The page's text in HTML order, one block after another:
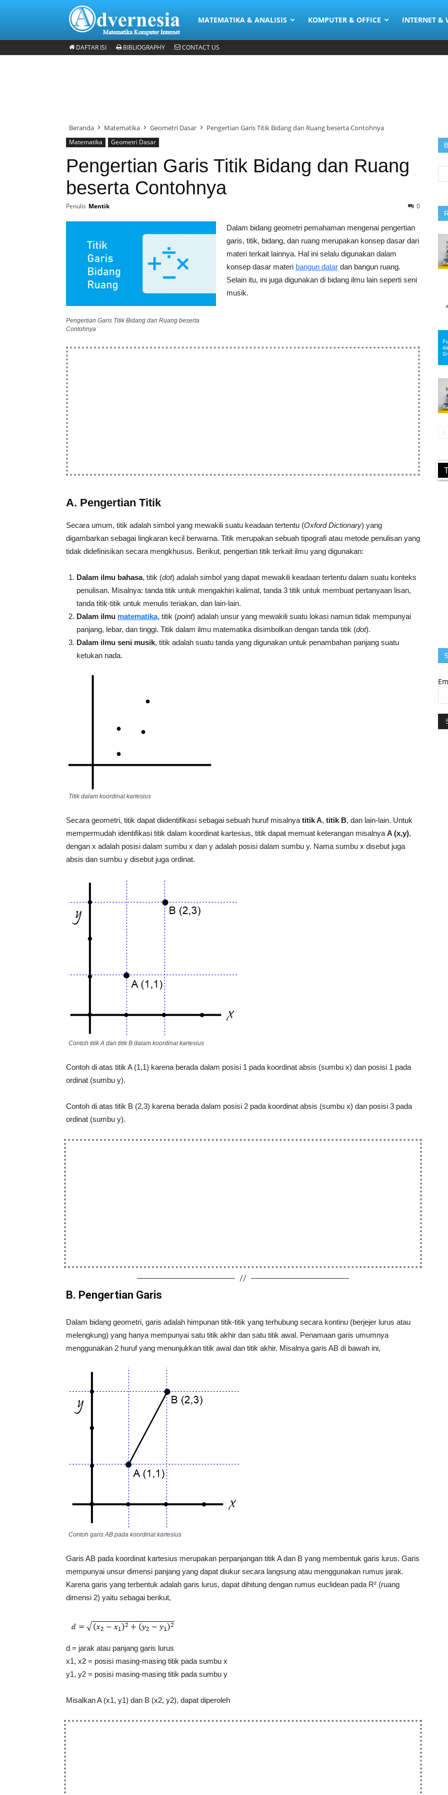
Advernesia
MATEMATIKA & ANALISIS KOMPUTER & OFFICE INTERNET &
DAFTAR ISI BIBLIOGRAPHY CONTACT US
Beranda Matematika Geometri Dasar Pengertian Garis Titik Bidang dan Ruang beserta Contohnya
Matematika Geometri Dasar
Pengertian Garis Titik Bidang dan Ruang
beserta Contohnya
Penulis Mentik 0
Pengertian Garis Titik Bidang dan Ruang beserta
Contohnya
Dalam bidang geometri pemahaman mengenai pengertian
garis, titik, bidang, dan ruang merupakan konsep dasar dari
materi terkait lainnya. Hal ini selalu digunakan dalam
konsep dasar materi bangun datar dan bangun ruang.
Selain itu, ini juga digunakan di bidang ilmu lain seperti seni
musik.
A. Pengertian Titik
Secara umum, titik adalah simbol yang mewakili suatu keadaan tertentu (Oxford Dictionary) yang
digambarkan sebagai lingkaran kecil berwarna. Titik merupakan sebuah tipografi atau metode penulisan yang
tidak didefinisikan secara mengkhusus. Berikut, pengertian titik terkait ilmu yang digunakan:
Dalam ilmu bahasa, titik (dot) adalah simbol yang dapat mewakili keadaan tertentu dalam suatu konteks
penulisan. Misalnya: tanda titik untuk mengakhiri kalimat, tanda 3 titik untuk membuat pertanyaan lisan,
tanda titik-titik untuk menulis teriakan, dan lain-lain.
Dalam ilmu matematika, titik (point) adalah unsur yang mewakili suatu lokasi namun tidak mempunyai
panjang, lebar, dan tinggi. Titik dalam ilmu matematika disimbolkan dengan tanda titik (dot).
Dalam ilmu seni musik, titik adalah suatu tanda yang digunakan untuk penambahan panjang suatu
ketukan nada.
Titik dalam koordinat kartesius
Secara geometri, titik dapat diidentifikasi sebagai sebuah huruf misalnya titik A, titik B, dan lain-lain. Untuk
mempermudah identifikasi titik dalam koordinat kartesius, titik dapat memuat keterangan misalnya A (x,y),
dengan x adalah posisi dalam sumbu x dan y adalah posisi dalam sumbu y. Nama sumbu x disebut juga
absis dan sumbu y disebut juga ordinat.
Contoh titik A dan titik B dalam koordinat kartesius
Contoh di atas titik A (1,1) karena berada dalam posisi 1 pada koordinat absis (sumbu x) dan posisi 1 pada
ordinat (sumbu y).
Contoh di atas titik B (2,3) karena berada dalam posisi 2 pada koordinat absis (sumbu x) dan posisi 3 pada
ordinat (sumbu y).
B. Pengertian Garis
Dalam bidang geometri, garis adalah himpunan titik-titik yang terhubung secara kontinu (berjejer lurus atau
melengkung) yang hanya mempunyai satu titik akhir dan satu titik awal. Penamaan garis umumnya
menggunakan 2 huruf yang menunjukkan titik awal dan titik akhir. Misalnya garis AB di bawah ini,
Contoh garis AB pada koordinat kartesius
Garis AB pada koordinat kartesius merupakan perpanjangan titik A dan B yang membentuk garis lurus. Garis
mempunyai unsur dimensi panjang yang dapat diukur secara langsung atau menggunakan rumus jarak.
Karena garis yang terbentuk adalah garis lurus, dapat dihitung dengan rumus euclidean pada R² (ruang
dimensi 2) yaitu sebagai berikut,
d = jarak atau panjang garis lurus
x1, x2 = posisi masing-masing titik pada sumbu x
y1, y2 = posisi masing-masing titik pada sumbu y
Misalkan A (x1, y1) dan B (x2, y2), dapat diperoleh